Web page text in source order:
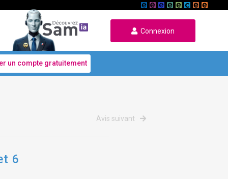
Connexion
un compte gratuitement
Avis suivant
6